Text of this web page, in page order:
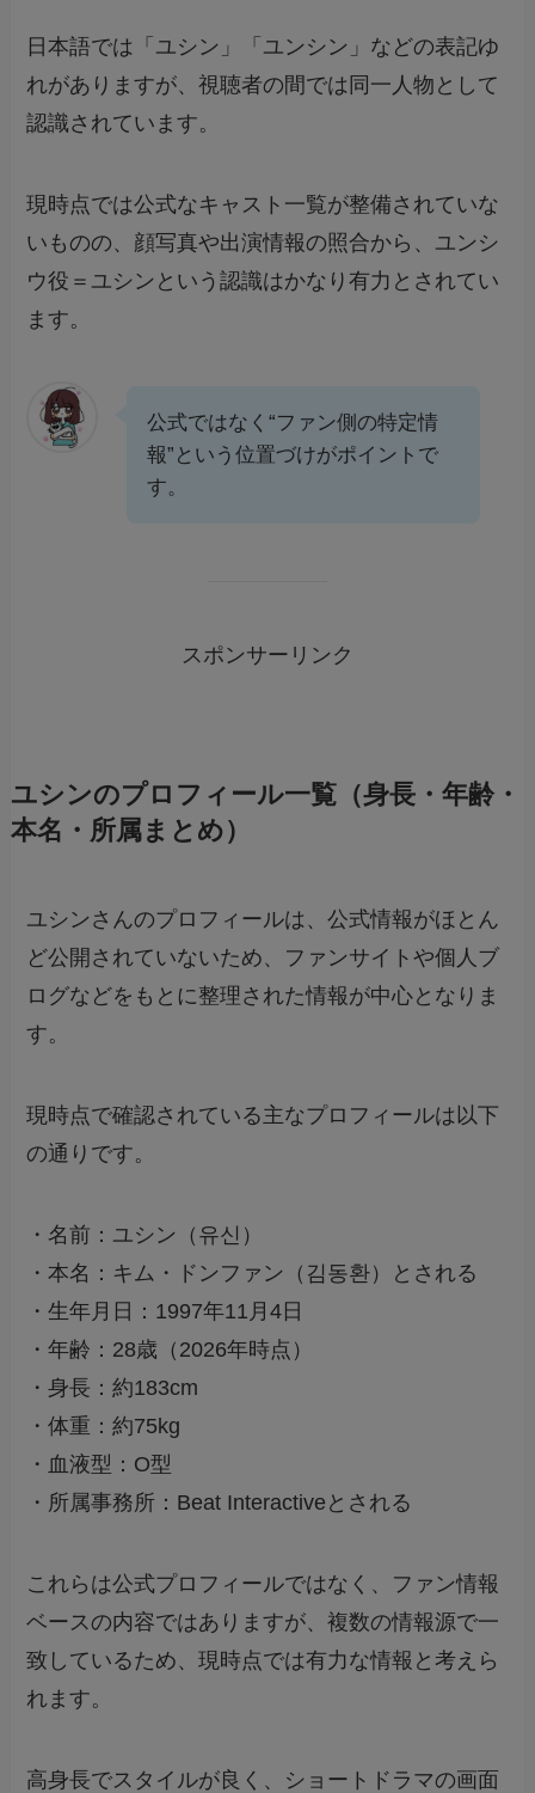
日本語では「ユシン」「ユンシン」などの表記ゆ
れがありますが、視聴者の間では同一人物として
認識されています。
現時点では公式なキャスト一覧が整備されていな
いものの、顔写真や出演情報の照合から、ユンシ
ウ役＝ユシンという認識はかなり有力とされてい
ます。
公式ではなく“ファン側の特定情
報”という位置づけがポイントで
す。
スポンサーリンク
ユシンのプロフィール一覧（身長・年齢・
本名・所属まとめ）
ユシンさんのプロフィールは、公式情報がほとん
ど公開されていないため、ファンサイトや個人ブ
ログなどをもとに整理された情報が中心となりま
す。
現時点で確認されている主なプロフィールは以下
の通りです。
・名前：ユシン（유신）
・本名：キム・ドンファン（김동환）とされる
・生年月日：1997年11月4日
・年齢：28歳（2026年時点）
・身長：約183cm
・体重：約75kg
・血液型：O型
・所属事務所：Beat Interactiveとされる
これらは公式プロフィールではなく、ファン情報
ベースの内容ではありますが、複数の情報源で一
致しているため、現時点では有力な情報と考えら
れます。
高身長でスタイルが良く、ショートドラマの画面